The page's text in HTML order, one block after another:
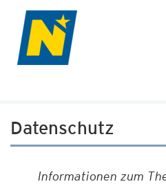
Datenschutz
Informationen zum